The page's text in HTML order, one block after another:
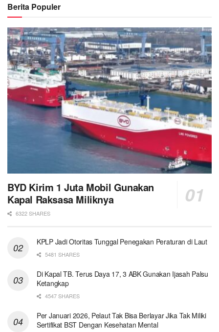
Berita Populer
BYD Kirim 1 Juta Mobil Gunakan
Kapal Raksasa Miliknya
6322 SHARES
KPLP Jadi Otoritas Tunggal Penegakan Peraturan di Laut
5481 SHARES
Di Kapal TB. Terus Daya 17, 3 ABK Gunakan Ijasah Palsu
Ketangkap
4547 SHARES
Per Januari 2026, Pelaut Tak Bisa Berlayar Jika Tak Miliki
Sertifikat BST Dengan Kesehatan Mental